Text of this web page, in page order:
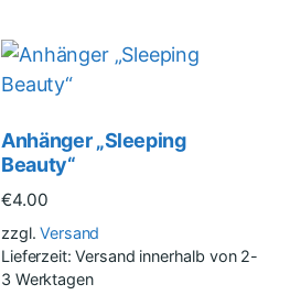
Anhänger „Sleeping
Beauty“
€4.00
zzgl.Versand
Lieferzeit: Versand innerhalb von 2-
3 Werktagen